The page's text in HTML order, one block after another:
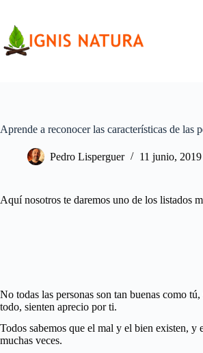
contenido
Aprende a reconocer las características de las
Pedro Lisperguer 11 junio, 2019
Aquí nosotros te daremos uno de los listados
No todas las personas son tan buenas como
todo, sienten aprecio por ti.
Todos sabemos que el mal y el bien existen, y
muchas veces.